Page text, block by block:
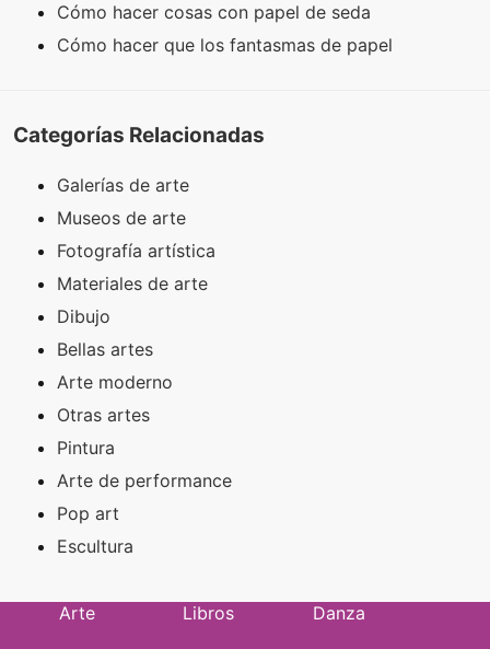
Cómo hacer cosas con papel de seda
Cómo hacer que los fantasmas de papel
Categorías Relacionadas
Galerías de arte
Museos de arte
Fotografía artística
Materiales de arte
Dibujo
Bellas artes
Arte moderno
Otras artes
Pintura
Arte de performance
Pop art
Escultura
Arte Libros
Danza